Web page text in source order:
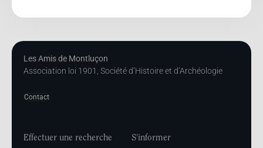
Les Amis de Montluçon
Association loi 1901, Société d’Histoire et d’Archéologie
Contact
Effectuer une recherche S'informer